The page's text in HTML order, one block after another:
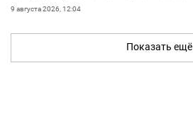
9 августа 2026, 12:04
Показать ещё